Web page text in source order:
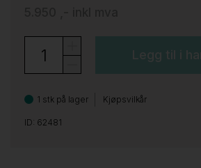
Legg til i
1 stk på lager Kjøpsvilkår
ID: 62481